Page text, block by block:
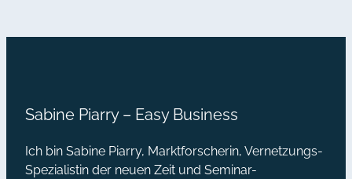
Sabine Piarry – Easy Business
Ich bin Sabine Piarry, Marktforscherin, Vernetzungs-
Spezialistin der neuen Zeit und Seminar-